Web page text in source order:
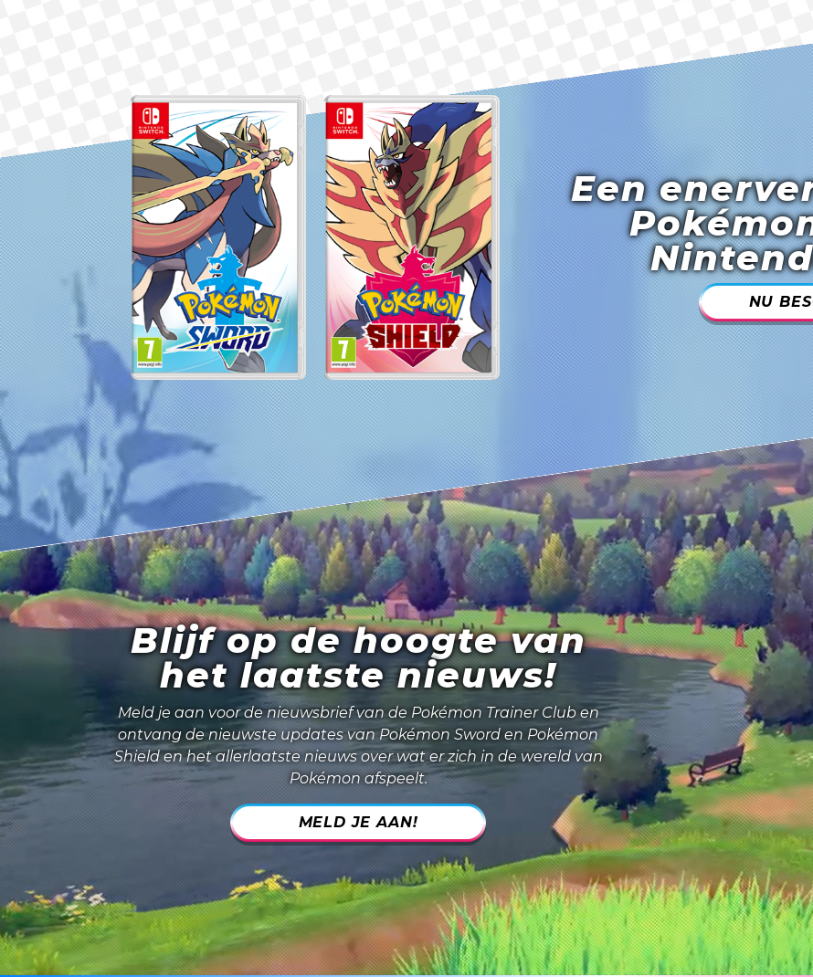
Een
NU
Blijf op de hoogte van
het laatste nieuws!
Meld je aan voor de nieuwsbrief van de Pokémon Trainer Club en
ontvang de nieuwste updates vanPokémon Sword en Pokémon
Shielden het allerlaatste nieuws over wat er zich in de wereld van
Pokémon afspeelt.
MELD JE AAN!